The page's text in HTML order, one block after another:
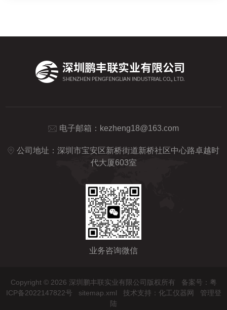
电子邮箱： kezheng18@163.com
公司地址：深圳市宝安区新桥街道新桥社区中心路卓越时
代大厦603室
业务咨询微信
Copyright © 2026 深圳鹏丰联实业有限公司版权所有 备案号：粤
ICP备2022147822号
sitemap.xml 技术支持： 化工仪器网
管理登
陆